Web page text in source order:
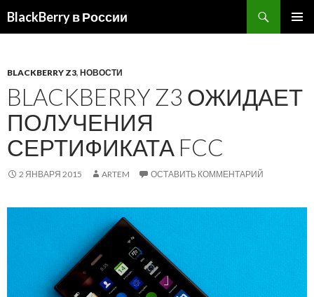
BlackBerry в России
BLACKBERRY Z3, НОВОСТИ
BLACKBERRY Z3 ОЖИДАЕТ
ПОЛУЧЕНИЯ
СЕРТИФИКАТА FCC
2 ЯНВАРЯ 2015 ARTEM ОСТАВИТЬ КОММЕНТАРИЙ